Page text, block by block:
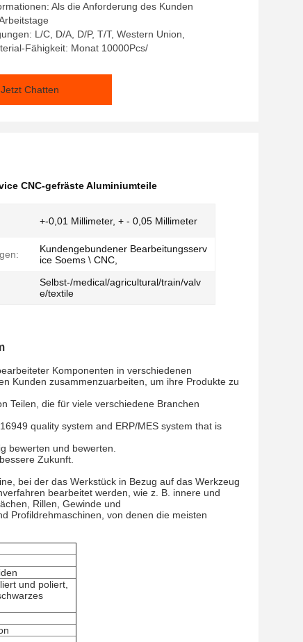
Als die Anforderung des Kunden
L/C, D/A, D/P, T/T, Western Union,
Fähigkeit: Monat 10000Pcs/
Jetzt Chatten
CNC-gefräste Aluminiumteile
+-0,01 Millimeter, + - 0,05 Millimeter
Kundengebundener Bearbeitungsserv
ice Soems \ CNC,
Selbst-/medical/agricultural/train/valv
e/textile
Komponenten in verschiedenen
Kunden zusammenzuarbeiten, um ihre Produkte zu
Teilen, die für viele verschiedene Branchen
quality system and ERP/MES system that is
bewerten und bewerten.
Zukunft.
bei der das Werkstück in Bezug auf das Werkzeug
bearbeitet werden, wie z. B. innere und
Rillen, Gewinde und
Profildrehmaschinen, von denen die meisten
und poliert,